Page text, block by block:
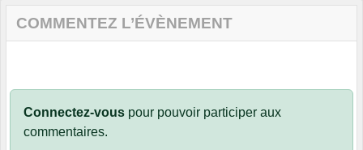
COMMENTEZ L’ÉVÈNEMENT
Connectez-vous pour pouvoir participer aux
commentaires.